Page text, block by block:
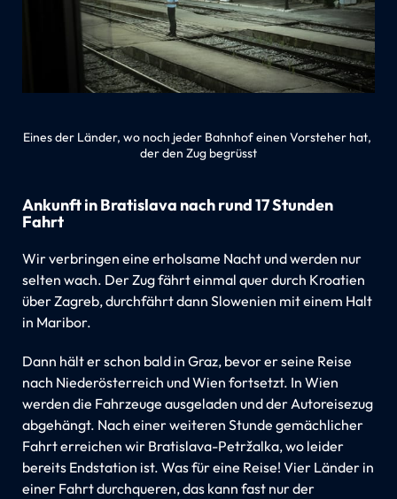
Eines der Länder, wo noch jeder Bahnhof einen Vorsteher hat,
der den Zug begrüsst
Ankunft in Bratislava nach rund 17 Stunden
Fahrt
Wir verbringen eine erholsame Nacht und werden nur
selten wach. Der Zug fährt einmal quer durch Kroatien
über Zagreb, durchfährt dann Slowenien mit einem Halt
in Maribor.
Dann hält er schon bald in Graz, bevor er seine Reise
nach Niederösterreich und Wien fortsetzt. In Wien
werden die Fahrzeuge ausgeladen und der Autoreisezug
abgehängt. Nach einer weiteren Stunde gemächlicher
Fahrt erreichen wir Bratislava-Petržalka, wo leider
bereits Endstation ist. Was für eine Reise! Vier Länder in
einer Fahrt durchqueren, das kann fast nur der